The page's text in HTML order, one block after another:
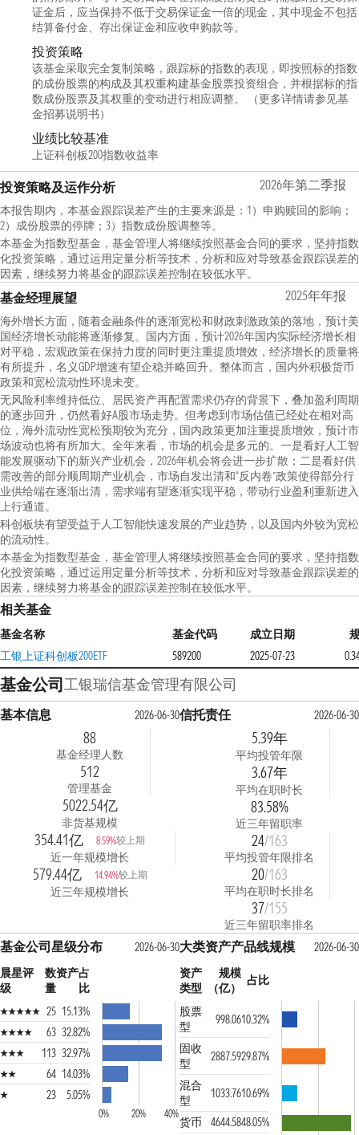
证金后，应当保持不低于交易保证金一倍的现金，其中现金不包括
结算备付金、存出保证金和应收申购款等。
投资策略
该基金采取完全复制策略，跟踪标的指数的表现，即按照标的指数
的成份股票的构成及其权重构建基金股票投资组合，并根据标的指
数成份股票及其权重的变动进行相应调整。 （更多详情请参见基
金招募说明书）
业绩比较基准
上证科创板200指数收益率
投资策略及运作分析 2026年第二季报
本报告期内，本基金跟踪误差产生的主要来源是：1）申购赎回的影响；
2）成份股票的停牌；3）指数成份股调整等。
本基金为指数型基金，基金管理人将继续按照基金合同的要求，坚持指数
化投资策略，通过运用定量分析等技术，分析和应对导致基金跟踪误差的
因素，继续努力将基金的跟踪误差控制在较低水平。
基金经理展望 2025年年报
海外增长方面，随着金融条件的逐渐宽松和财政刺激政策的落地，预计美
国经济增长动能将逐渐修复。国内方面，预计2026年国内实际经济增长相
对平稳，宏观政策在保持力度的同时更注重提质增效，经济增长的质量将
有所提升，名义GDP增速有望企稳并略回升。整体而言，国内外积极货币
政策和宽松流动性环境未变。
无风险利率维持低位、居民资产再配置需求仍存的背景下，叠加盈利周期
的逐步回升，仍然看好A股市场走势。但考虑到市场估值已经处在相对高
位，海外流动性宽松预期较为充分，国内政策更加注重提质增效，预计市
场波动也将有所加大。全年来看，市场的机会是多元的。一是看好人工智
能发展驱动下的新兴产业机会，2026年机会将会进一步扩散；二是看好供
需改善的部分顺周期产业机会，市场自发出清和“反内卷”政策使得部分行
业供给端在逐渐出清，需求端有望逐渐实现平稳，带动行业盈利重新进入
上行通道。
科创板块有望受益于人工智能快速发展的产业趋势，以及国内外较为宽松
的流动性。
本基金为指数型基金，基金管理人将继续按照基金合同的要求，坚持指数
化投资策略，通过运用定量分析等技术，分析和应对导致基金跟踪误差的
因素，继续努力将基金的跟踪误差控制在较低水平。
相关基金
基金名称 基金代码 成立日期
工银上证科创板200ETF
589200 2025-07-23
基金公司工银瑞信基金管理有限公司
基本信息 2026-06-30
88
基金经理人数
512
管理基金
5022.54亿
非货基规模
354.41亿 8.59%较上期
近一年规模增长
579.44亿 14.94%较上期
近三年规模增长
信托责任 2026-06-30
5.39年
平均投管年限
3.67年
平均在职时长
83.58%
近三年留职率
24/163
平均投管年限排名
20/163
平均在职时长排名
37/155
近三年留职率排名
基金公司星级分布
2026-06-30
晨星评
级
数
量
资产占
比
25 15.13%
63 32.82%
113 32.97%
64 14.03%
23
5.05%
0% 20% 40%
大类资产产品线规模
2026-06-30
资产
类型
规模
（亿）
占比
股票
型
998.0610.32%
固收
型
2887.5929.87%
混合
型
1033.7610.69%
货币
4644.5848.05%